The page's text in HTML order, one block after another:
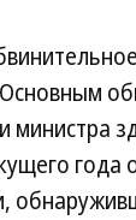
года